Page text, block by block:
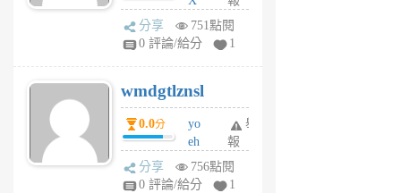
Pe
Jc
R
P
m
v
A
V
分享
751點閱
0 評論/給分
1
wmdgtlznsl
0.0分
yo
eh
ld
gy
舉
報
分享
756點閱
0 評論/給分
1